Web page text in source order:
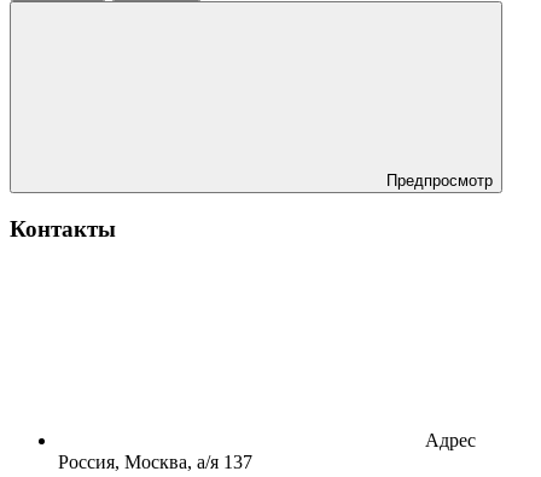
Предпросмотр
Контакты
Адрес
Россия, Москва, а/я 137